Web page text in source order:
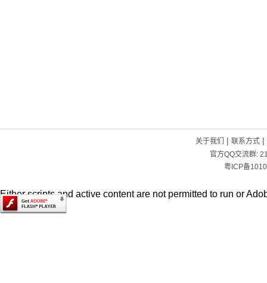
关于我们 | 联系方式|
官方QQ交流群:
粤ICP备
Either scripts and active content are not permitted to run or